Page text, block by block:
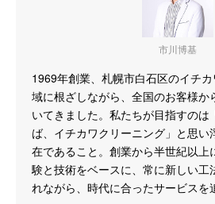
市川博基
1969年創業、札幌市白石区のイチ
域に根ざしながら、全国のお客様か
いてきました。私たちが目指すのは
ば、イチカワクリーニング」と思い
在であること。創業から半世紀以上
験と技術をベースに、常に新しい工
れながら、時代に合ったサービスを